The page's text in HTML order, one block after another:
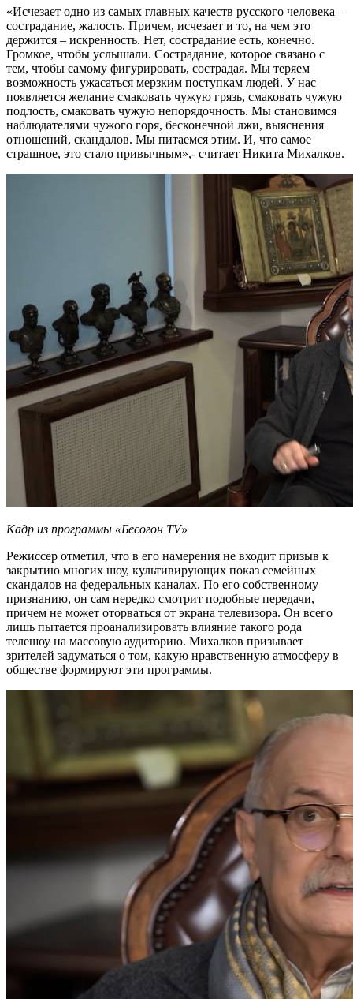
«Исчезает одно из самых главных качеств русского человека –
сострадание, жалость. Причем, исчезает и то, на чем это
держится – искренность. Нет, сострадание есть, конечно.
Громкое, чтобы услышали. Сострадание, которое связано с
тем, чтобы самому фигурировать, сострадая. Мы теряем
возможность ужасаться мерзким поступкам людей. У нас
появляется желание смаковать чужую грязь, смаковать чужую
подлость, смаковать чужую непорядочность. Мы становимся
наблюдателями чужого горя, бесконечной лжи, выяснения
отношений, скандалов. Мы питаемся этим. И, что самое
страшное, это стало привычным»,- считает Никита Михалков.
Кадр из программы «Бесогон TV»
Режиссер отметил, что в его намерения не входит призыв к
закрытию многих шоу, культивирующих показ семейных
скандалов на федеральных каналах. По его собственному
признанию, он сам нередко смотрит подобные передачи,
причем не может оторваться от экрана телевизора. Он всего
лишь пытается проанализировать влияние такого рода
телешоу на массовую аудиторию. Михалков призывает
зрителей задуматься о том, какую нравственную атмосферу в
обществе формируют эти программы.